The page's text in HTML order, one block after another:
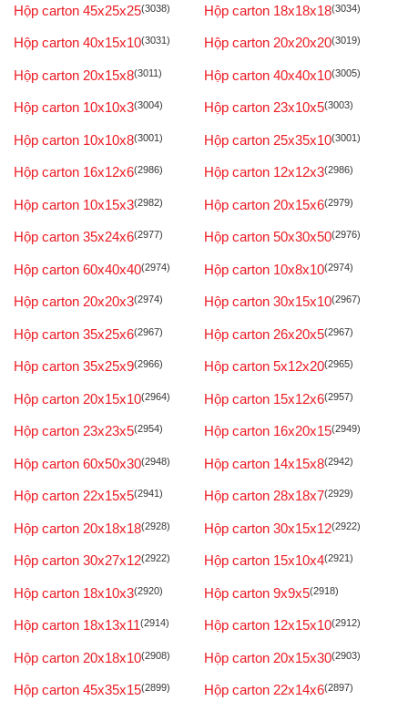
Hộp carton 45x25x25(3038) Hộp carton 18x18x18(3034)
Hộp carton 40x15x10(3031) Hộp carton 20x20x20(3019)
Hộp carton 20x15x8(3011) Hộp carton 40x40x10(3005)
Hộp carton 10x10x3(3004) Hộp carton 23x10x5(3003)
Hộp carton 10x10x8(3001) Hộp carton 25x35x10(3001)
Hộp carton 16x12x6(2986) Hộp carton 12x12x3(2986)
Hộp carton 10x15x3(2982) Hộp carton 20x15x6(2979)
Hộp carton 35x24x6(2977) Hộp carton 50x30x50(2976)
Hộp carton 60x40x40(2974) Hộp carton 10x8x10(2974)
Hộp carton 20x20x3(2974) Hộp carton 30x15x10(2967)
Hộp carton 35x25x6(2967) Hộp carton 26x20x5(2967)
Hộp carton 35x25x9(2966) Hộp carton 5x12x20(2965)
Hộp carton 20x15x10(2964) Hộp carton 15x12x6(2957)
Hộp carton 23x23x5(2954) Hộp carton 16x20x15(2949)
Hộp carton 60x50x30(2948) Hộp carton 14x15x8(2942)
Hộp carton 22x15x5(2941) Hộp carton 28x18x7(2929)
Hộp carton 20x18x18(2928) Hộp carton 30x15x12(2922)
Hộp carton 30x27x12(2922) Hộp carton 15x10x4(2921)
Hộp carton 18x10x3(2920) Hộp carton 9x9x5(2918)
Hộp carton 18x13x11(2914) Hộp carton 12x15x10(2912)
Hộp carton 20x18x10(2908) Hộp carton 20x15x30(2903)
Hộp carton 45x35x15(2899) Hộp carton 22x14x6(2897)